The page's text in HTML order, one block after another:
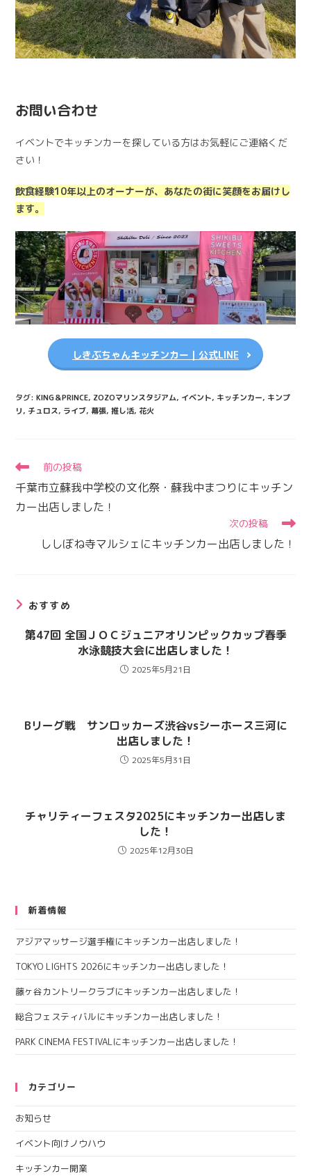
お問い合わせ
イベントでキッチンカーを探している方はお気軽にご連絡くだ
さい！
飲食経験10年以上のオーナーが、あなたの街に笑顔をお届けし
ます。
しきぶちゃんキッチンカー｜公式LINE
タグ:KING＆PRINCE, ZOZOマリンスタジアム, イベント, キッチンカー, キンプ
リ, チュロス, ライブ, 幕張, 推し活, 花火
そ
の
他
の
前の投稿
千葉市立蘇我中学校の文化祭・蘇我中まつりにキッチン
カー出店しました！
次の投稿
ししぼね寺マルシェにキッチンカー出店しました！
おすすめ
第47回 全国ＪＯＣジュニアオリンピックカップ春季
水泳競技大会に出店しました！
2025年5月21日
Bリーグ戦 サンロッカーズ渋谷vsシーホース三河に
出店しました！
2025年5月31日
チャリティーフェスタ2025にキッチンカー出店しま
した！
2025年12月30日
新着情報
アジアマッサージ選手権にキッチンカー出店しました！
TOKYO LIGHTS 2026にキッチンカー出店しました！
藤ヶ谷カントリークラブにキッチンカー出店しました！
総合フェスティバルにキッチンカー出店しました！
PARK CINEMA FESTIVALにキッチンカー出店しました！
カテゴリー
お知らせ
イベント向けノウハウ
キッチンカー開業